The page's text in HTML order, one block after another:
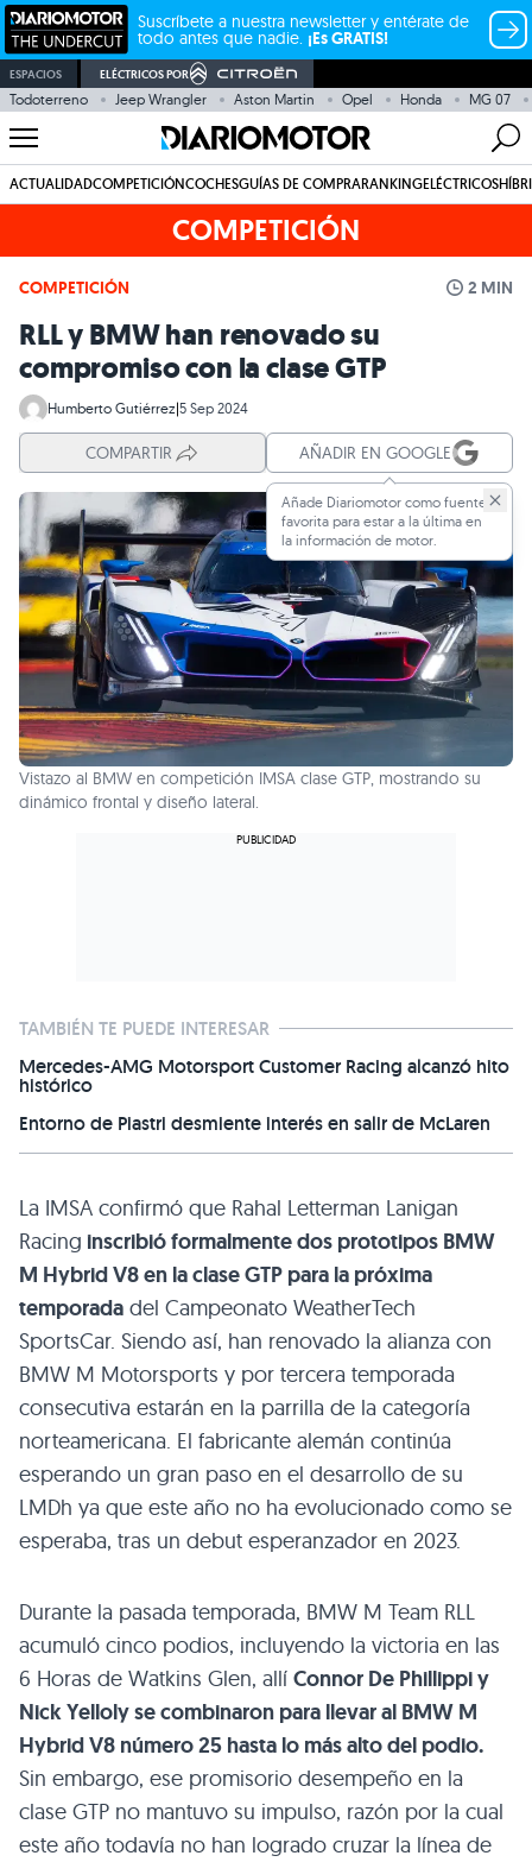
Suscríbete a nuestra newsletter y entérate de
todo antes que nadie. ¡Es GRATIS!
ESPACIOS ELÉCTRICOS POR
Todoterreno Jeep Wrangler Aston Martin Opel Honda MG 07
ACTUALIDADCOMPETICIÓNCOCHESGUÍAS DE COMPRARANKINGELÉCTRICOS
COMPETICIÓN
COMPETICIÓN 2 MIN
RLL y BMW han renovado su
compromiso con la clase GTP
Humberto Gutiérrez|5 Sep 2024
COMPARTIR AÑADIR EN GOOGLE
Añade Diariomotor como fuente
favorita para estar a la última en
la información de motor.
Vistazo al BMW en competición IMSA clase GTP, mostrando su
dinámico frontal y diseño lateral.
TAMBIÉN TE PUEDE INTERESAR
Mercedes-AMG Motorsport Customer Racing alcanzó hito
histórico
Entorno de Piastri desmiente interés en salir de McLaren
La IMSA confirmó que Rahal Letterman Lanigan
Racing inscribió formalmente dos prototipos BMW
M Hybrid V8 en la clase GTP para la próxima
temporada del Campeonato WeatherTech
SportsCar. Siendo así, han renovado la alianza con
BMW M Motorsports y por tercera temporada
consecutiva estarán en la parrilla de la categoría
norteamericana. El fabricante alemán continúa
esperando un gran paso en el desarrollo de su
LMDh ya que este año no ha evolucionado como se
esperaba, tras un debut esperanzador en 2023.
Durante la pasada temporada, BMW M Team RLL
acumuló cinco podios, incluyendo la victoria en las
6 Horas de Watkins Glen, allí Connor De Phillippi y
Nick Yelloly se combinaron para llevar al BMW M
Hybrid V8 número 25 hasta lo más alto del podio.
Sin embargo, ese promisorio desempeño en la
clase GTP no mantuvo su impulso, razón por la cual
este año todavía no han logrado cruzar la línea de